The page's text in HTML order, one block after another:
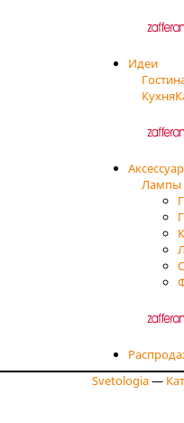
Идеи
Кухня
Лампы
Svetologia—